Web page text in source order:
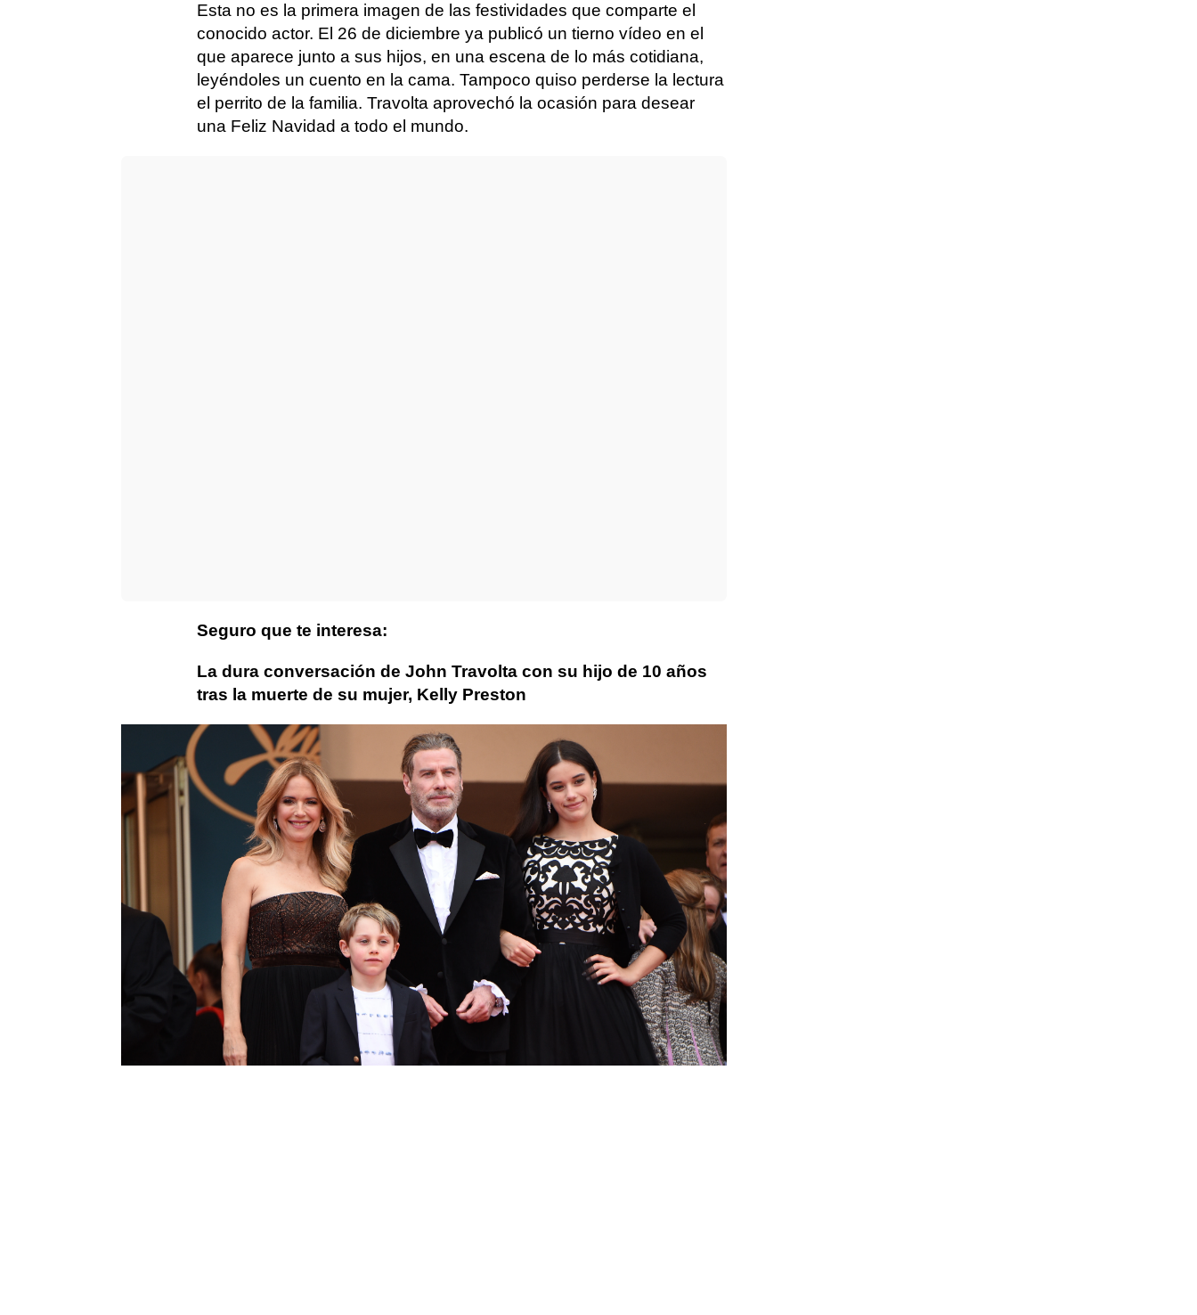
Esta no es la primera imagen de las festividades que comparte el
conocido actor. El 26 de diciembre ya publicó un tierno vídeo en el
que aparece junto a sus hijos, en una escena de lo más cotidiana,
leyéndoles un cuento en la cama. Tampoco quiso perderse la lectura
el perrito de la familia. Travolta aprovechó la ocasión para desear
una Feliz Navidad a todo el mundo.
Seguro que te interesa:
La dura conversación de John Travolta con su hijo de 10 años
tras la muerte de su mujer, Kelly Preston
John Travolta